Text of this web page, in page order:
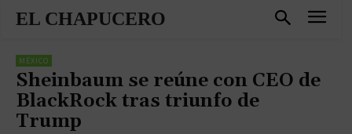
EL CHAPUCERO
MÉXICO
Sheinbaum se reúne con CEO de
BlackRock tras triunfo de
Trump